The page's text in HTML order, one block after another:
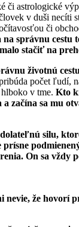
či astrologické
v duši necíti
či
správnu cestu
stačiť na
životnú
počet ľudí,
v tme. Kto
začína sa mu
silu,
prísne
On sa vždy
že hovorí